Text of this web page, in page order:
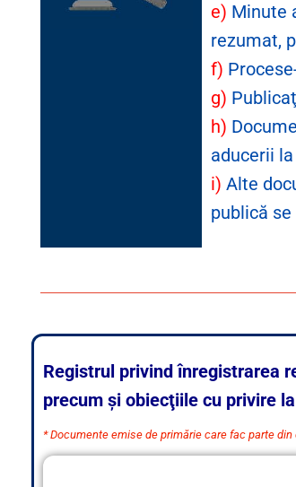
e) Minute
rezumat,
f)
g)
h)
aducerii
i) Alte
publică
Registrul privind înregistrarea
precum și obiecţiile cu privire
* Documente emise de primărie care fac parte